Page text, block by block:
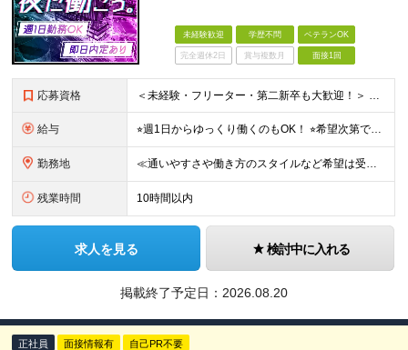
未経験歓迎 学歴不問 ベテランOK
完全週休2日 賞与複数月 面接1回
応募資格 ＜未経験・フリーター・第二新卒も大歓迎！＞ ※学歴不問 ★堅苦しい志望動機は必要なし！ ★コミュ力に自信がなくてもOK！ ★特別な資格や専門知識は必要ありません！ 【こんな想いをお持ちの方はぜひ
給与 ⭐︎週1日からゆっくり働くのもOK！ ⭐︎希望次第で収入UPも可能！ 当務（当直）／日給21,450円～24,700円 長夜勤／日給13,650円～15,275円 ※支給方法※ 15日締め、25日
勤務地 ≪通いやすさや働き方のスタイルなど希望は受け入れます！》 ★転居を伴う転勤なし ★直行直帰が基本 ★駅チカ・オープニング案件も多数 ・希望に応じて東京都内近郊、ほか神奈川・千葉・埼玉も含め、配属先を
残業時間 10時間以内
求人を見る 検討中に入れる
掲載終了予定日： 2026.08.20
正社員 面接情報有 自己PR不要